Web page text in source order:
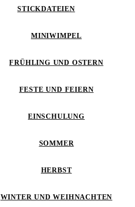
STICKDATEIEN
MINIWIMPEL
FRÜHLING UND OSTERN
FESTE UND FEIERN
EINSCHULUNG
SOMMER
HERBST
WINTER UND WEIHNACHTEN